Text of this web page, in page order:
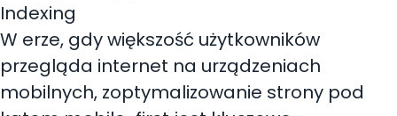
Indexing
W erze, gdy większość użytkowników
przegląda internet na urządzeniach
mobilnych, zoptymalizowanie strony pod